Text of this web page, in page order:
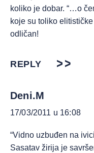
koliko je dobar. “…o
koje su toliko
odličan!
REPLY
Deni.M
17/03/2011 u 16:08
“Vidno uzbuđen na
Sasatav žirija je